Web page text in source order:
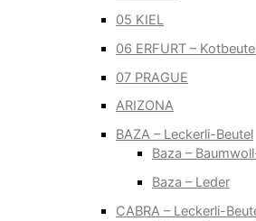
05 KIEL
06 ERFURT –
07 PRAGUE
ARIZONA
BAZA – Leckerli-Beutel
Baza –
Baza – Leder
CABRA – Leckerli-